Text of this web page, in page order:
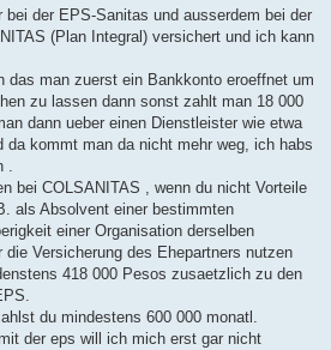
bei der EPS-Sanitas und ausserdem bei der
(Plan Integral) versichert und ich kann
das man zuerst ein Bankkonto eroeffnet um
zu lassen dann sonst zahlt man 18 000
dann ueber einen Dienstleister wie etwa
da kommt man da nicht mehr weg, ich habs
.
bei COLSANITAS , wenn du nicht Vorteile
als Absolvent einer bestimmten
einer Organisation derselben
Versicherung des Ehepartners nutzen
418 000 Pesos zusaetzlich zu den
du mindestens 600 000 monatl.
der eps will ich mich erst gar nicht